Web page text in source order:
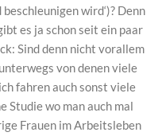
wird‘)? Denn
es ja schon seit ein paar
Sind denn nicht vorallem
von denen viele
fahren auch sonst viele
Studie wo man auch mal
Frauen im Arbeitsleben